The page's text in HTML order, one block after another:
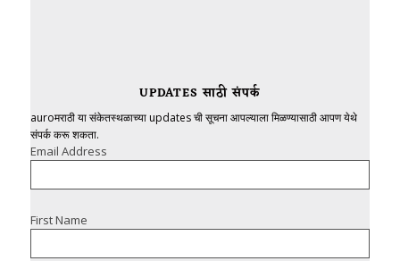
UPDATES साठी संपर्क
auroमराठी या संकेतस्थळाच्या updates ची सूचना आपल्याला मिळण्यासाठी आपण येथे
संपर्क करू शकता.
Email Address
First Name